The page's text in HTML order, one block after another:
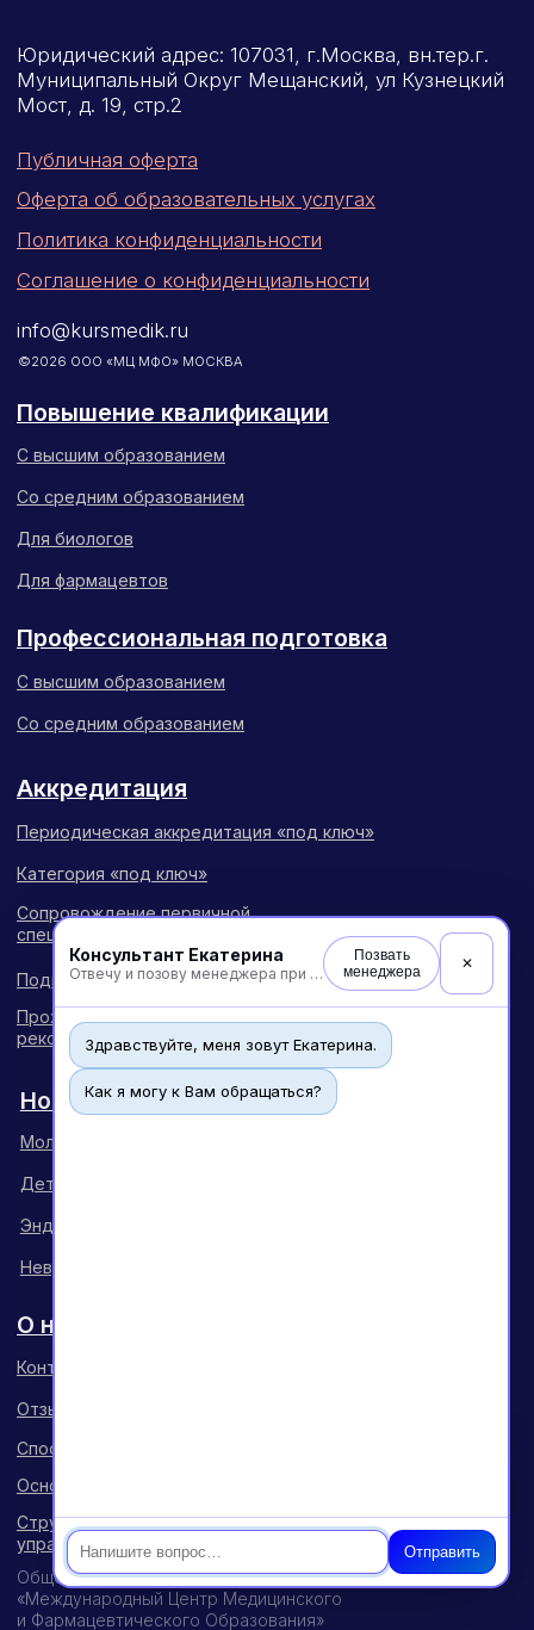
Консультант Екатерина
Отвечу и позову менеджера при необходимости
Позвать
менеджера
✕
Здравствуйте, меня зовут Екатерина.
Как я могу к Вам обращаться?
Отправить